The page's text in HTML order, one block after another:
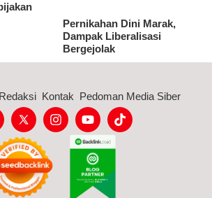
Pernikahan Dini Marak,
Dampak Liberalisasi
Bergejolak
Redaksi Kontak Pedoman Media Siber